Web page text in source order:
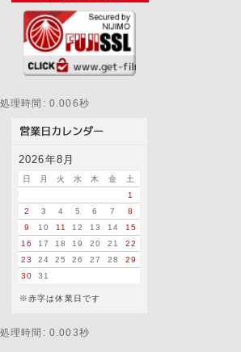
処理時間: 0.006秒
2026年8月
日 月 火 水 木 金
土
1
2
3 4 5 6 7
8
9
10 11 12 13 14
15
16
17 18 19 20 21
22
23
24 25 26 27 28
29
30
31
※赤字は休業日です
処理時間: 0.003秒